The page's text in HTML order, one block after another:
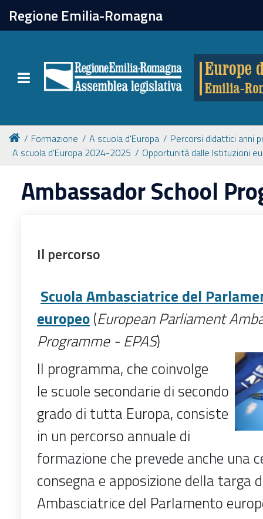
Regione Emilia-Romagna
Toggle navigation
chiudi
Attività
Formazione
Newsletter
Formazione A scuola d'Europa
Percorsi didattici anni
A scuola d'Europa 2024-2025
Opportunità dalle Istituzioni
Ambassador School
Il percorso
Scuola Ambasciatrice del
europeo(European Parliament
Programme - EPAS)
Il programma, che coinvolge
le scuole secondarie di secondo
grado di tutta Europa, consiste
in un percorso annuale di
formazione che prevede anche una
consegna e apposizione della targa
Ambasciatrice del Parlamento